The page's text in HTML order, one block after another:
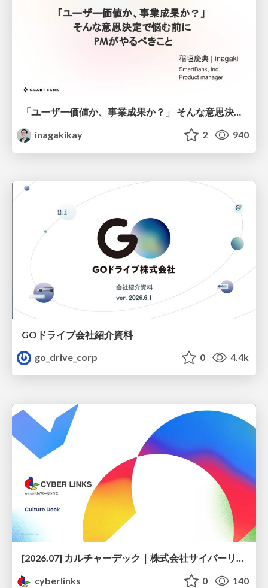
「ユーザー価値か、事業成果か？」 そんな意思決定で悩む前に PMがやるべきこと
inagakikay
2 940
GOドライブ会社紹介資料
go_drive_corp
0 4.4k
cyberlinks
0 140